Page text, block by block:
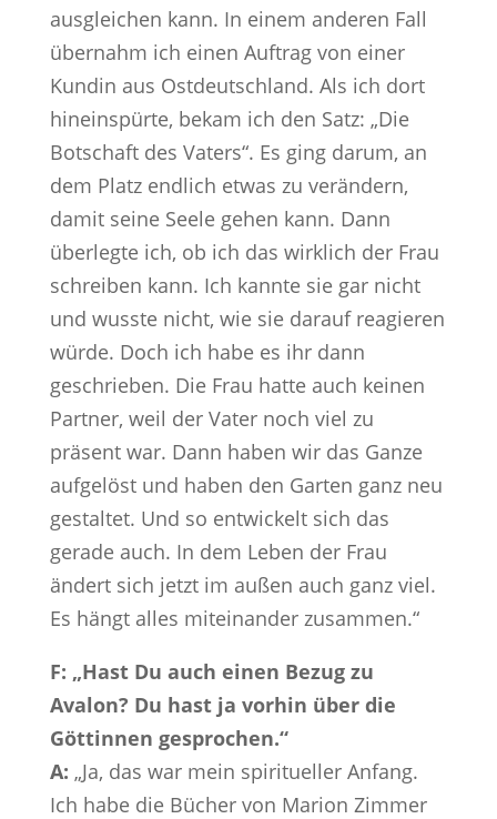
ausgleichen kann. In einem anderen Fall
übernahm ich einen Auftrag von einer
Kundin aus Ostdeutschland. Als ich dort
hineinspürte, bekam ich den Satz: „Die
Botschaft des Vaters“. Es ging darum, an
dem Platz endlich etwas zu verändern,
damit seine Seele gehen kann. Dann
überlegte ich, ob ich das wirklich der Frau
schreiben kann. Ich kannte sie gar nicht
und wusste nicht, wie sie darauf reagieren
würde. Doch ich habe es ihr dann
geschrieben. Die Frau hatte auch keinen
Partner, weil der Vater noch viel zu
präsent war. Dann haben wir das Ganze
aufgelöst und haben den Garten ganz neu
gestaltet. Und so entwickelt sich das
gerade auch. In dem Leben der Frau
ändert sich jetzt im außen auch ganz viel.
Es hängt alles miteinander zusammen.“
F: „Hast Du auch einen Bezug zu
Avalon? Du hast ja vorhin über die
Göttinnen gesprochen.“
A: „Ja, das war mein spiritueller Anfang.
Ich habe die Bücher von Marion Zimmer